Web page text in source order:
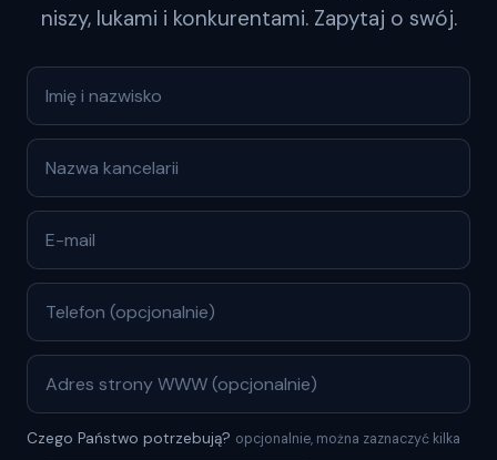
niszy, lukami i konkurentami. Zapytaj o swój.
Czego Państwo potrzebują? opcjonalnie, można zaznaczyć kilka